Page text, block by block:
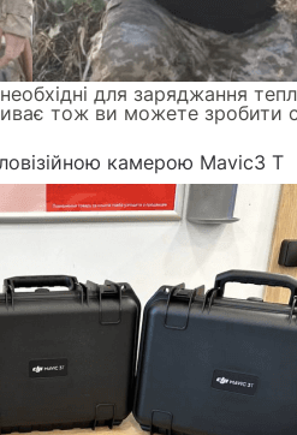
для заряджання
тож ви можете зробити
камерою Mavic3 Т